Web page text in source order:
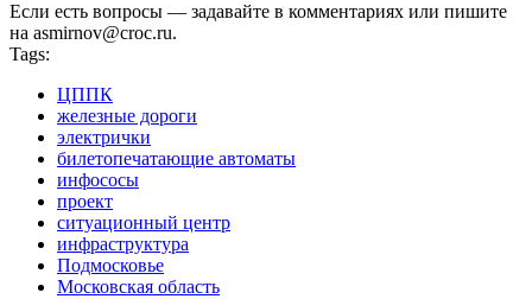
Если есть вопросы — задавайте в комментариях или пишите
на asmirnov@croc.ru.
Tags:
ЦППК
железные дороги
электрички
билетопечатающие автоматы
инфососы
проект
ситуационный центр
инфраструктура
Подмосковье
Московская область